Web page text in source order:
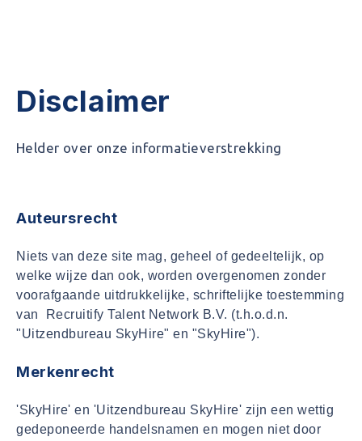
Disclaimer
Helder over onze informatieverstrekking
Auteursrecht
Niets van deze site mag, geheel of gedeeltelijk, op
welke wijze dan ook, worden overgenomen zonder
voorafgaande uitdrukkelijke, schriftelijke toestemming
van Recruitify Talent Network B.V. (t.h.o.d.n.
"Uitzendbureau SkyHire" en "SkyHire").
Merkenrecht
'SkyHire' en 'Uitzendbureau SkyHire' zijn een wettig
gedeponeerde handelsnamen en mogen niet door